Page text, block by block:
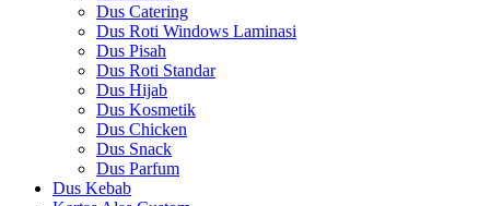
Dus Catering
Dus Roti Windows Laminasi
Dus Pisah
Dus Roti Standar
Dus Hijab
Dus Kosmetik
Dus Chicken
Dus Snack
Dus Parfum
Dus Kebab